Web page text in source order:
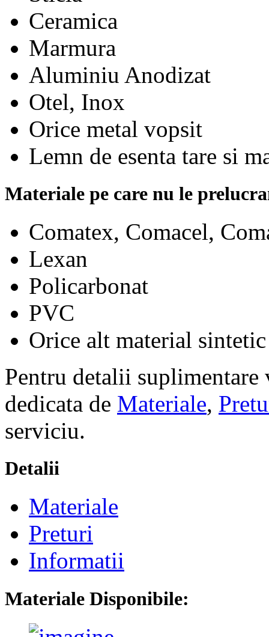
Ceramica
Marmura
Aluminiu Anodizat
Otel, Inox
Orice metal vopsit
Lemn de esenta tare si
Materiale pe care nu le
Comatex, Comacel,
Lexan
Policarbonat
PVC
Orice alt material
Pentru detalii suplimentare
dedicata de Materiale,
serviciu.
Detalii
Materiale
Preturi
Informatii
Materiale Disponibile: